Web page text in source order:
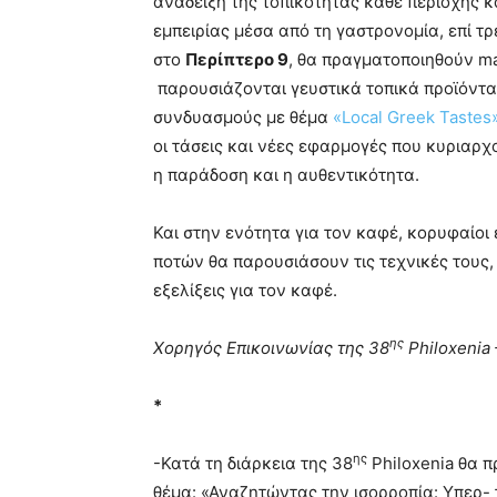
εμπειρίας μέσα από τη γαστρονομία, επί
στο Περίπτερο 9, θα πραγματοποιηθούν
παρουσιάζονται γευστικά τοπικά
συνδυασμούς με θέμα «Local Greek
οι τάσεις και νέες εφαρμογές που
η παράδοση και η αυθεντικότητα.
Και στην ενότητα για τον καφέ,
ποτών θα παρουσιάσουν τις τεχνικές
εξελίξεις για τον καφέ.
Χορηγός Επικοινωνίας της 38ης Philoxenia
*
-Κατά τη διάρκεια της 38ης Philoxenia θα
θέμα: «Αναζητώντας την ισορροπία: Υπερ-